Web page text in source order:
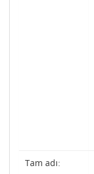
Tam adı: